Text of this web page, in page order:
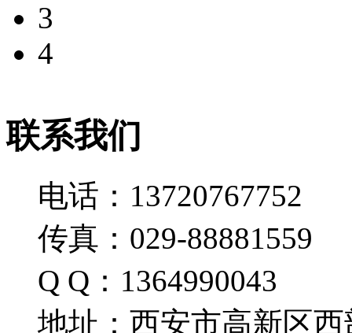
3
4
联系我们
电话：13720767752
传真：029-88881559
Q Q：1364990043
地址：西安市高新区西